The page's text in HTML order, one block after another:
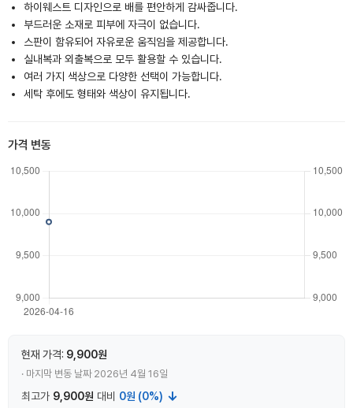
하이웨스트 디자인으로 배를 편안하게 감싸줍니다.
부드러운 소재로 피부에 자극이 없습니다.
스판이 함유되어 자유로운 움직임을 제공합니다.
실내복과 외출복으로 모두 활용할 수 있습니다.
여러 가지 색상으로 다양한 선택이 가능합니다.
세탁 후에도 형태와 색상이 유지됩니다.
가격 변동
현재 가격: 9,900원
· 마지막 변동 날짜 2026년 4월 16일
최고가 9,900원 대비 0원 (0%) ↓